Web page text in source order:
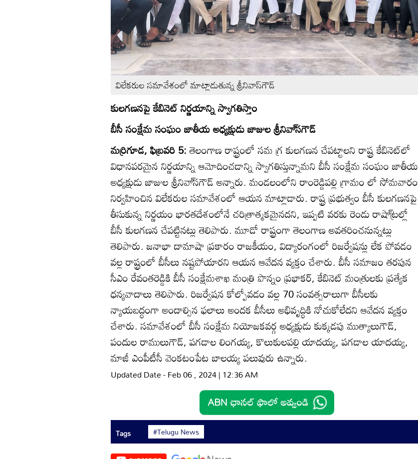
విలేకరుల సమావేశంలో మాట్లాడుతున్న శ్రీనివాస్‌గౌడ్‌
కులగణనపై కేబినెట్‌ నిర్ణయాన్ని స్వాగతిస్తాం
బీసీ సంక్షేమ సంఘం జాతీయ అధ్యక్షుడు జాజుల శ్రీనివా్‌సగౌడ్‌
మర్రిగూడ, ఫిబ్రవరి 5:తెలంగాణ రాష్ట్రంలో సమ గ్ర కులగణన చేపట్టాలని రాష్ట్ర కేబినెట్‌లో
విధానపరమైన నిర్ణయాన్ని ఆమోదించడాన్ని స్వాగతిస్తున్నామని బీసీ సంక్షేమ సంఘం జాతీయ
అధ్యక్షుడు జాజుల శ్రీనివా్‌సగౌడ్‌ అన్నారు. మండలంలోని రాంరెడ్డిపల్లి గ్రామం లో సోమవారం
నిర్వహించిన విలేకరుల సమావేశంలో ఆయన మాట్లాడారు. రాష్ట్ర ప్రభుత్వం బీసీ కులగణనపై
తీసుకున్న నిర్ణయం భారతదేశంలోనే చరిత్రాత్మకమైనదని, ఇప్పటి వరకు రెండు రాషా్ట్రల్లో
బీసీ కులగణన చేపట్టినట్లు తెలిపారు. మూడో రాష్ట్రంగా తెలంగాణ అవతరించనున్నట్లు
తెలిపారు. జనాభా దామాషా ప్రకారం రాజకీయం, విద్యారంగంలో రిజర్వేషన్లు లేక పోవడం
వల్ల రాష్ట్రంలో బీసీలు నష్టపోయారని ఆయన ఆవేదన వ్యక్తం చేశారు. బీసీ సమాజం తరపున
సీఎం రేవంతరెడ్డికి బీసీ సంక్షేమశాఖ మంత్రి పొన్నం ప్రభాకర్‌, కేబినెట్‌ మంత్రులకు ప్రత్యేక
ధన్యవాదాలు తెలిపారు. రిజర్వేషన కోల్పోవడం వల్ల 70 సంవత్సరాలుగా బీసీలకు
న్యాయబద్ధంగా అందాల్సిన ఫలాలు అందక బీసీలు అభివృద్ధికి నోచుకోలేదని ఆవేదన వ్యక్తం
చేశారు. సమావేశంలో బీసీ సంక్షేమ నియోజకవర్గ అధ్యక్షుడు కుక్కడపు ముత్యాలుగౌడ్‌,
పందుల రాములుగౌడ్‌, పగడాల లింగయ్య, కొలుకులపల్లి యాదయ్య, పగడాల యాదయ్య,
మాజీ ఎంపీటీసీ వెంకటంపేట బాలయ్య పలువురు ఉన్నారు.
Updated Date - Feb 06 , 2024 | 12:36 AM
Tags #Telugu News